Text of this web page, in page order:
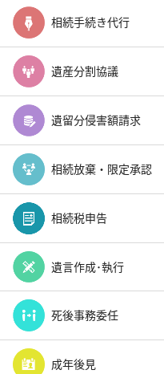
相続手続き代行
遺産分割協議
遺留分侵害額請求
相続放棄・限定承認
相続税申告
遺言作成･執行
死後事務委任
成年後見